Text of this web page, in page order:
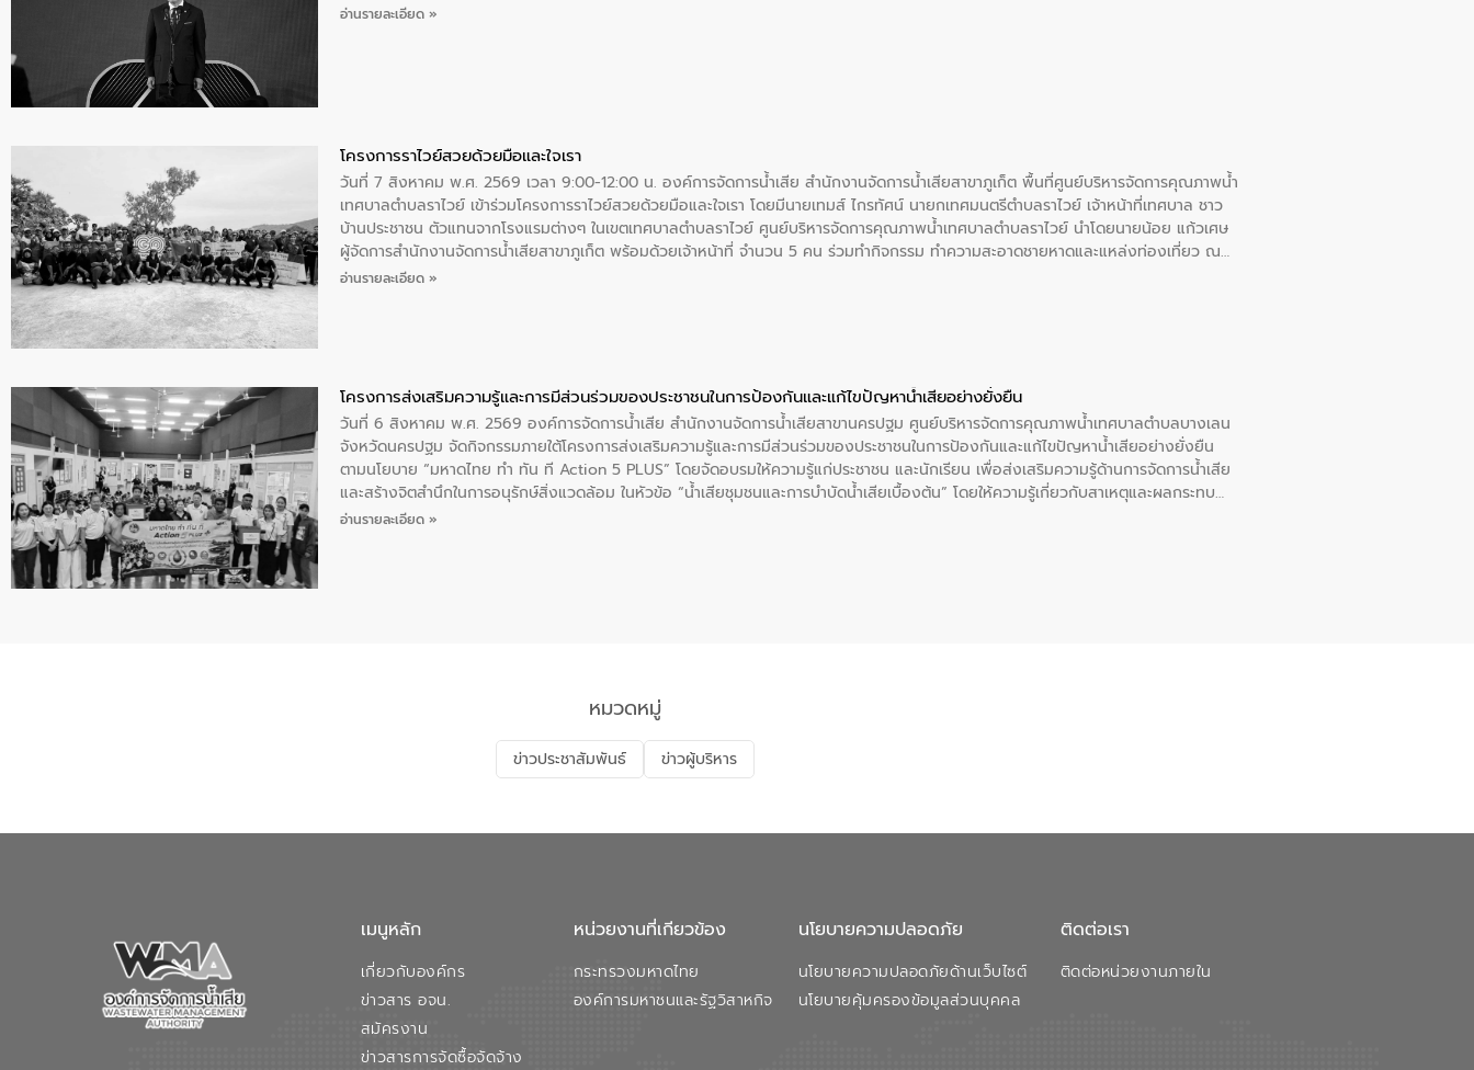
อ่านรายละเอียด »
โครงการราไวย์สวยด้วยมือและใจเรา
วันที่ 7 สิงหาคม พ.ศ. 2569 เวลา 9:00-12:00 น. องค์การจัดการน้ำเสีย สำนักงานจัดการน้ำเสียสาขาภูเก็ต พื้นที่ศูนย์บริหารจัดการคุณภาพน้ำ
เทศบาลตำบลราไวย์ เข้าร่วมโครงการราไวย์สวยด้วยมือและใจเรา โดยมีนายเทมส์ ไกรทัศน์ นายกเทศมนตรีตำบลราไวย์ เจ้าหน้าที่เทศบาล ชาว
บ้านประชาชน ตัวแทนจากโรงแรมต่างๆ ในเขตเทศบาลตำบลราไวย์ ศูนย์บริหารจัดการคุณภาพน้ำเทศบาลตำบลราไวย์ นำโดยนายน้อย แก้วเศษ
ผู้จัดการสำนักงานจัดการน้ำเสียสาขาภูเก็ต พร้อมด้วยเจ้าหน้าที่ จำนวน 5 คน ร่วมทำกิจกรรม ทำความสะอาดชายหาดและแหล่งท่องเที่ยว ณ
บริเวณแหลมพรหมเทพ หมู่ที่ 6 ตำบลราไวย์ อำเภอเมือง จังหวัดภูเก็ต
อ่านรายละเอียด »
โครงการส่งเสริมความรู้และการมีส่วนร่วมของประชาชนในการป้องกันและแก้ไขปัญหาน้ำเสียอย่างยั่งยืน
วันที่ 6 สิงหาคม พ.ศ. 2569 องค์การจัดการน้ำเสีย สำนักงานจัดการน้ำเสียสาขานครปฐม ศูนย์บริหารจัดการคุณภาพน้ำเทศบาลตำบลบางเลน
จังหวัดนครปฐม จัดกิจกรรมภายใต้โครงการส่งเสริมความรู้และการมีส่วนร่วมของประชาชนในการป้องกันและแก้ไขปัญหาน้ำเสียอย่างยั่งยืน
ตามนโยบาย “มหาดไทย ทำ ทัน ที Action 5 PLUS” โดยจัดอบรมให้ความรู้แก่ประชาชน และนักเรียน เพื่อส่งเสริมความรู้ด้านการจัดการน้ำเสีย
และสร้างจิตสำนึกในการอนุรักษ์สิ่งแวดล้อม ในหัวข้อ “น้ำเสียชุมชนและการบำบัดน้ำเสียเบื้องต้น” โดยให้ความรู้เกี่ยวกับสาเหตุและผลกระทบ
ของน้ำเสีย แนวทางการลดการเกิดน้ำเสียจากแหล่งกำเนิด การบำบัดน้ำเสียเบื้องต้นในครัวเรือน ณ เทศบาลตำบลบางเลน จังหวัดนครปฐม
อ่านรายละเอียด »
หมวดหมู่
ข่าวประชาสัมพันธ์ ข่าวผู้บริหาร
เมนูหลัก
เกี่ยวกับองค์กร
ข่าวสาร อจน.
สมัครงาน
ข่าวสารการจัดซื้อจัดจ้าง
หน่วยงานที่เกียวข้อง
กระทรวงมหาดไทย
องค์การมหาชนและรัฐวิสาหกิจ
นโยบายความปลอดภัย
นโยบายความปลอดภัยด้านเว็บไซต์
นโยบายคุ้มครองข้อมูลส่วนบุคคล
ติดต่อเรา
ติดต่อหน่วยงานภายใน